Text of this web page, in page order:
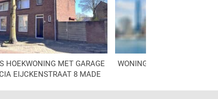
HOEKWONING MET GARAGE
EIJCKENSTRAAT 8 MADE
WONINGMARKT